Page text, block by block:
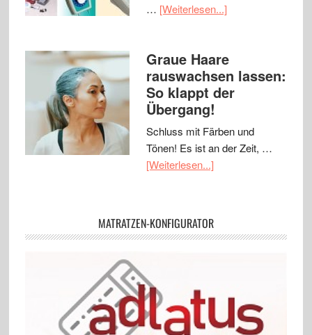
… [Weiterlesen...]
Graue Haare
rauswachsen lassen:
So klappt der
Übergang!
Schluss mit Färben und
Tönen! Es ist an der Zeit, …
[Weiterlesen...]
MATRATZEN-KONFIGURATOR